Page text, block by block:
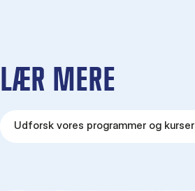
LÆR MERE
Udforsk vores programmer og kurser